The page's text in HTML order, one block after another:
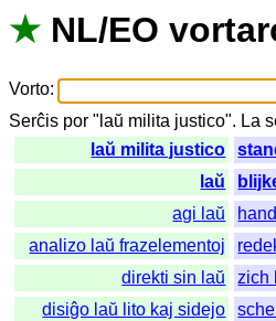
★ NL/EO
Vorto:
Serĉis por " laŭ milita justico". La
laŭ milita justico
laŭ
agi laŭ
analizo laŭ frazelementoj
direkti sin laŭ
zich
disiĝo laŭ lito kaj sidejo